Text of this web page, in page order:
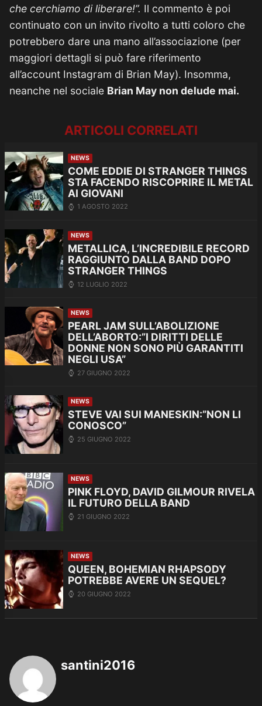
che cerchiamo di liberare!”. Il commento è poi
continuato con un invito rivolto a tutti coloro che
potrebbero dare una mano all’associazione (per
maggiori dettagli si può fare riferimento
all’account Instagram di Brian May). Insomma,
neanche nel sociale Brian May non delude mai.
ARTICOLI CORRELATI
NEWS
COME EDDIE DI STRANGER THINGS
STA FACENDO RISCOPRIRE IL METAL
AI GIOVANI
1 AGOSTO 2022
NEWS
METALLICA, L’INCREDIBILE RECORD
RAGGIUNTO DALLA BAND DOPO
STRANGER THINGS
12 LUGLIO 2022
NEWS
PEARL JAM SULL’ABOLIZIONE
DELL’ABORTO:”I DIRITTI DELLE
DONNE NON SONO PIÙ GARANTITI
NEGLI USA”
27 GIUGNO 2022
NEWS
STEVE VAI SUI MANESKIN:”NON LI
CONOSCO”
25 GIUGNO 2022
NEWS
PINK FLOYD, DAVID GILMOUR RIVELA
IL FUTURO DELLA BAND
21 GIUGNO 2022
NEWS
QUEEN, BOHEMIAN RHAPSODY
POTREBBE AVERE UN SEQUEL?
20 GIUGNO 2022
santini2016